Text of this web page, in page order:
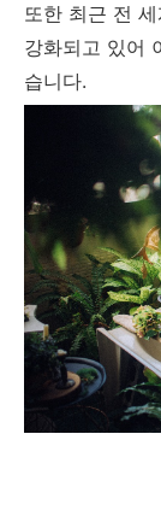
또한 최근 전
강화되고 있어
습니다.